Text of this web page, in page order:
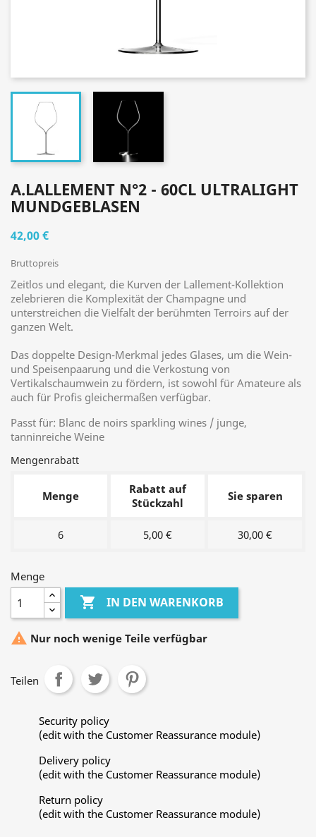
A.LALLEMENT N°2 - 60CL ULTRALIGHT
MUNDGEBLASEN
42,00 €
Bruttopreis
Zeitlos und elegant, die Kurven der Lallement-Kollektion
zelebrieren die Komplexität der Champagne und
unterstreichen die Vielfalt der berühmten Terroirs auf der
ganzen Welt.
Das doppelte Design-Merkmal jedes Glases, um die Wein-
und Speisenpaarung und die Verkostung von
Vertikalschaumwein zu fördern, ist sowohl für Amateure als
auch für Profis gleichermaßen verfügbar.
Passt für: Blanc de noirs sparkling wines / junge,
tanninreiche Weine
Mengenrabatt
Menge
Rabatt auf
Stückzahl
Sie sparen
6 5,00 € 30,00 €
Menge
 IN DEN WARENKORB
 Nur noch wenige Teile verfügbar
Teilen
Security policy
(edit with the Customer Reassurance module)
Delivery policy
(edit with the Customer Reassurance module)
Return policy
(edit with the Customer Reassurance module)